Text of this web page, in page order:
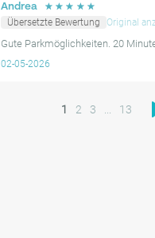
Andrea ☆ ☆ ☆ ☆ ☆
Übersetzte Bewertung
Original
Gute Parkmöglichkeiten. 20
02-05-2026
1 2 3 13